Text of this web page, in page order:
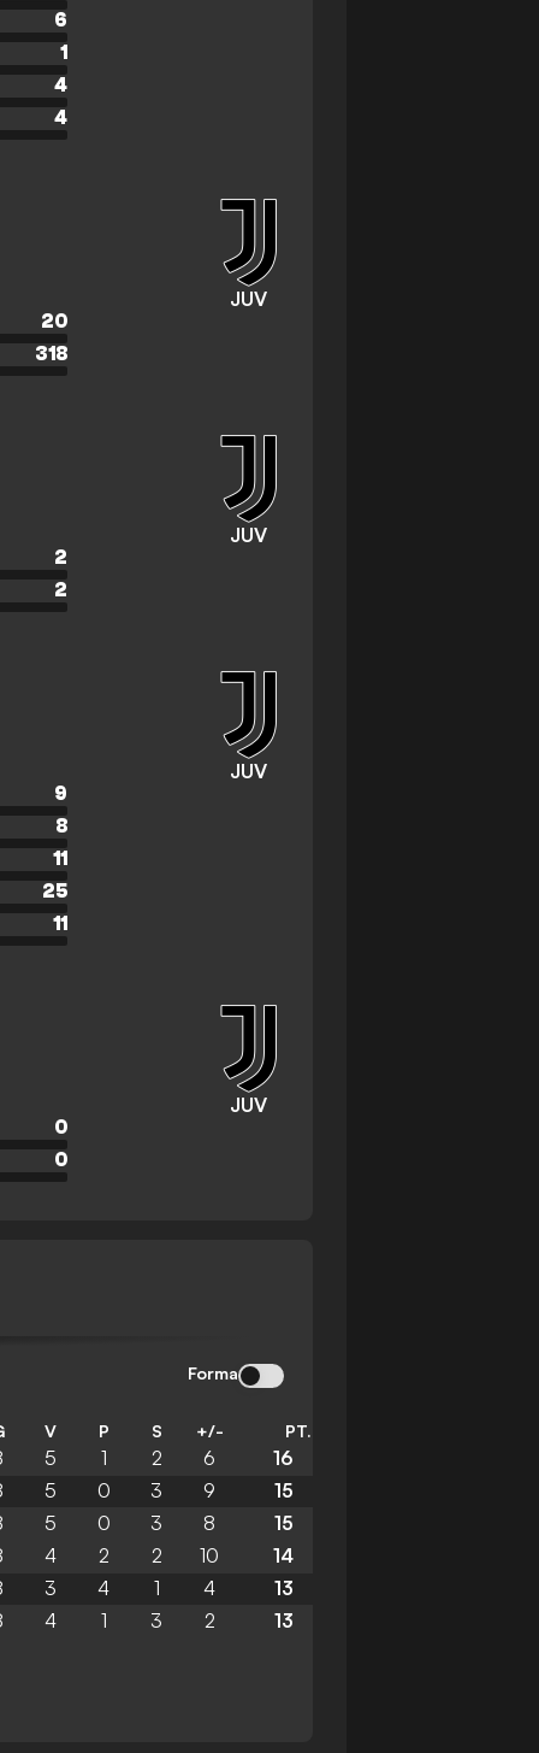
6
1
4
4
JUV
20
318
JUV
2
2
JUV
9
8
11
25
11
JUV
0
0
Forma
V P S +/- PT.
5 1 2 6
16
5 0 3 9
15
5 0 3 8
15
4 2 2 10
14
3 4 1 4
13
4 1 3 2 13